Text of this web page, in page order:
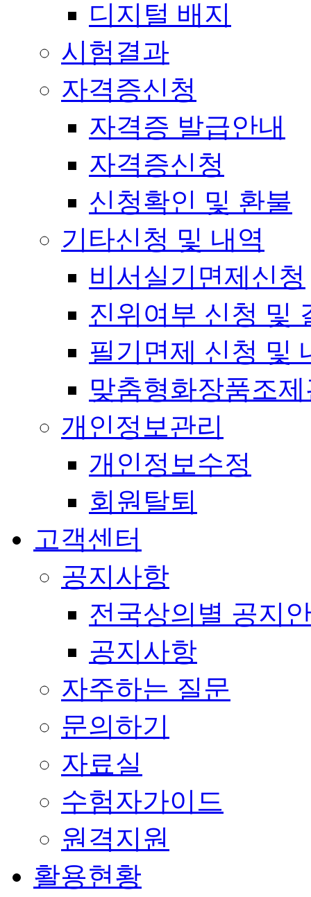
디지털 배지
시험결과
자격증신청
자격증 발급안내
자격증신청
신청확인 및 환불
기타신청 및 내역
비서실기면제신청
진위여부 신청 및
필기면제 신청 및
맞춤형화장품조
개인정보관리
개인정보수정
회원탈퇴
고객센터
공지사항
전국상의별 공지
공지사항
자주하는 질문
문의하기
자료실
수험자가이드
원격지원
활용현황